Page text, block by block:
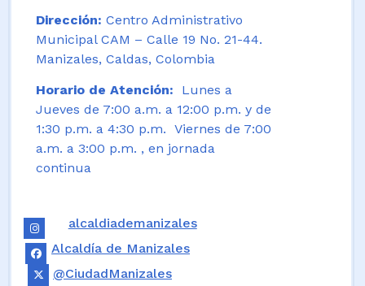
Dirección: Centro Administrativo
Municipal CAM – Calle 19 No. 21-44.
Manizales, Caldas, Colombia
Horario de Atención: Lunes a
Jueves de 7:00 a.m. a 12:00 p.m. y de
1:30 p.m. a 4:30 p.m. Viernes de 7:00
a.m. a 3:00 p.m. , en jornada
continua
alcaldiademanizales
Alcaldía de Manizales
@CiudadManizales